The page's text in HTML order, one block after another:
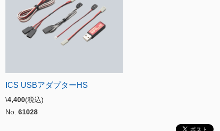
ICS USBアダプターHS
\4,400(税込)
No. 61028